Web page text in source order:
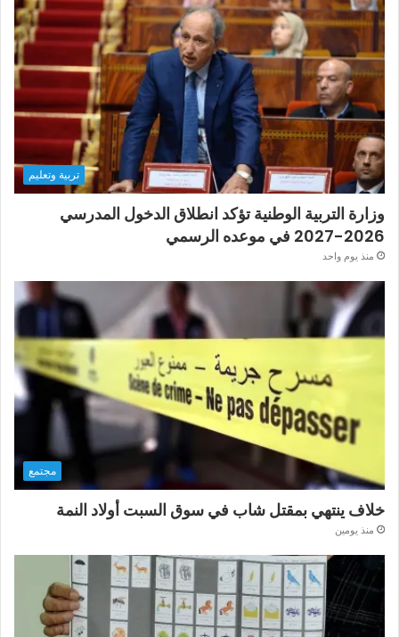
تربية وتعليم
وزارة التربية الوطنية تؤكد انطلاق الدخول المدرسي
2026-2027 في موعده الرسمي
منذ يوم واحد
مجتمع
خلاف ينتهي بمقتل شاب في سوق السبت أولاد النمة
منذ يومين